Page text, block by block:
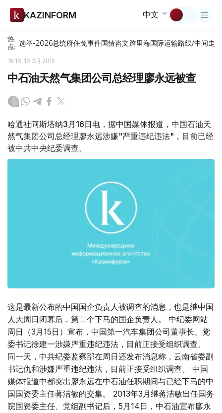
KAZINFORM 中文
热
点: 选举-2026总统府任免事件国情咨文跨里海国际运输路线/中间走廊
18:16, 16 3月 2015
中石油天然气集团公司总经理廖永远被查
哈通社阿斯塔纳3月16日电，据中国媒体报道，中国石油天
然气集团公司总经理廖永远涉嫌"严重违纪违法"，目前已经
被中共中央纪委调查。
这是最新公布的中国国企负责人被调查的消息，也是继中国
人大周日闭幕后，第二个下马的国企负责人。 中纪委网站
周日（3月15日）宣布，中国第一汽车集团公司董事长、党
委书记徐建一涉嫌严重违纪违法，目前正接受组织调查。
同一天，中共纪委监察部在周日还发布消息称，云南省委副
书记仇和涉嫌严重违纪违法，目前正接受组织调查。 中国
媒体报道中都突出廖永远在中石油任职期间与已经下马的中
国国资委主任蒋洁敏的交集。 2013年3月继蒋洁敏出任国务
院国资委主任、党组副书记后，5月14日，中石油宣布廖永